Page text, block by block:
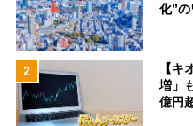
化”
2
【
増」
億円